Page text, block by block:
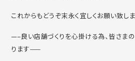
これからもどうぞ末永く宜しくお願い致しま
—–良い店舗づくりを心掛ける為、皆さまの
ります——